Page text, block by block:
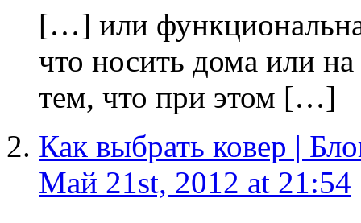
[…] или
что носить дома или на
тем, что при этом […]
Как выбрать ковер |
Май 21st, 2012 at 21:54